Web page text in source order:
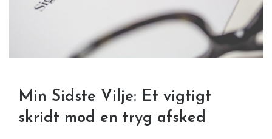
Min Sidste Vilje: Et vigtigt
skridt mod en tryg afsked